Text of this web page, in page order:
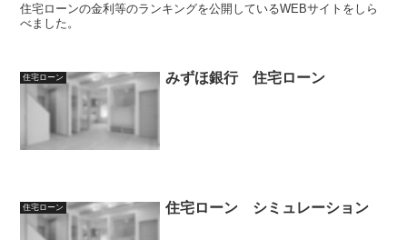
住宅ローンの金利等のランキングを公開しているWEBサイトをしら
べました。
住宅ローン みずほ銀行 住宅ローン
住宅ローン 住宅ローン シミュレーション